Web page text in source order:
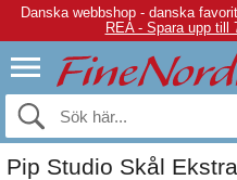
Danska webbshop - danska
REA - Spara upp till
Pip Studio Skål